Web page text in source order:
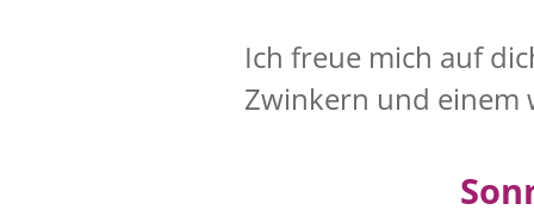
Ich freue mich auf
Zwinkern und einem